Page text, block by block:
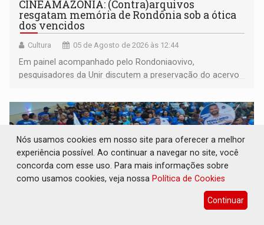
CINEAMAZÔNIA: (Contra)arquivos
resgatam memória de Rondônia sob a ótica
dos vencidos
Cultura 05 de Agosto de 2026 às 12:44
Em painel acompanhado pelo Rondoniaovivo,
pesquisadores da Unir discutem a preservação do acervo
memória como bússola para o futuro
Nós usamos cookies em nosso site para oferecer a melhor
experiência possível. Ao continuar a navegar no site, você
concorda com esse uso. Para mais informações sobre
como usamos cookies, veja nossa Política de Cookies
Continuar